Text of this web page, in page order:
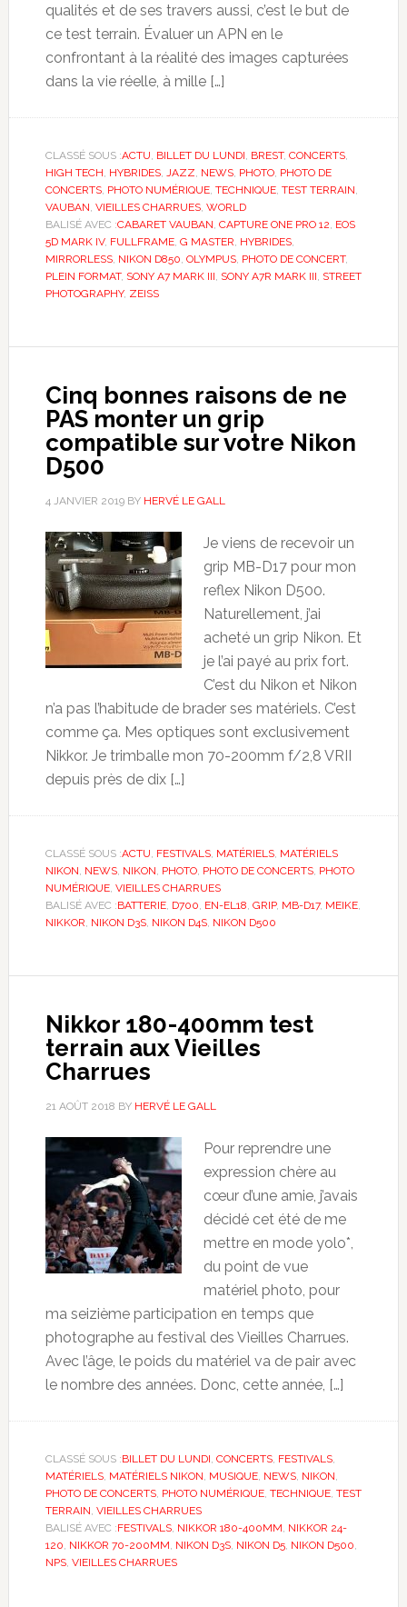
qualités et de ses travers aussi, c’est le but de
ce test terrain. Évaluer un APN en le
confrontant à la réalité des images capturées
dans la vie réelle, à mille […]
CLASSÉ SOUS :ACTU BILLET DU LUNDI BREST, CONCERTS,
HIGH TECH HYBRIDES, JAZZ NEWS, PHOTO, PHOTO DE
CONCERTS, PHOTO NUMÉRIQUE, TECHNIQUE, TEST TERRAIN
VAUBAN VIEILLES CHARRUES, WORLD
BALISÉ AVEC :CABARET VAUBAN CAPTURE ONE PRO 12 EOS
5D MARK IV, FULLFRAME, G MASTER HYBRIDES,
MIRRORLESS, NIKON D850 OLYMPUS, PHOTO DE CONCERT,
PLEIN FORMAT, SONY A7 MARK III SONY A7R MARK III STREET
PHOTOGRAPHY, ZEISS
Cinq bonnes raisons de ne
PAS monter un grip
compatible sur votre Nikon
D500
4 JANVIER 2019BY HERVÉ LE GALL
Je viens de recevoir un
grip MB-D17 pour mon
reflex Nikon D500.
Naturellement, j’ai
acheté un grip Nikon. Et
je l’ai payé au prix fort.
C’est du Nikon et Nikon
n’a pas l’habitude de brader ses matériels. C’est
comme ça. Mes optiques sont exclusivement
Nikkor. Je trimballe mon 70-200mm f/2,8 VRII
depuis près de dix […]
CLASSÉ SOUS :ACTU FESTIVALS, MATÉRIELS, MATÉRIELS
NIKON NEWS, NIKON PHOTO, PHOTO DE CONCERTS, PHOTO
NUMÉRIQUE, VIEILLES CHARRUES
BALISÉ AVEC :BATTERIE, D700 EN-EL18 GRIP, MB-D17, MEIKE,
NIKKOR NIKON D3S, NIKON D4S, NIKON D500
Nikkor 180-400mm test
terrain aux Vieilles
Charrues
21 AOÛT 2018 BY HERVÉ LE GALL
Pour reprendre une
expression chère au
cœur d’une amie, j’avais
décidé cet été de me
mettre en mode yolo*,
du point de vue
matériel photo, pour
ma seizième participation en temps que
photographe au festival des Vieilles Charrues.
Avec l’âge, le poids du matériel va de pair avec
le nombre des années. Donc, cette année, […]
CLASSÉ SOUS :BILLET DU LUNDI CONCERTS, FESTIVALS,
MATÉRIELS, MATÉRIELS NIKON MUSIQUE, NEWS, NIKON
PHOTO DE CONCERTS, PHOTO NUMÉRIQUE, TECHNIQUE, TEST
TERRAIN VIEILLES CHARRUES
BALISÉ AVEC :FESTIVALS, NIKKOR 180-400MM NIKKOR 24-
120 NIKKOR 70-200MM NIKON D3S, NIKON D5, NIKON D500
NPS, VIEILLES CHARRUES